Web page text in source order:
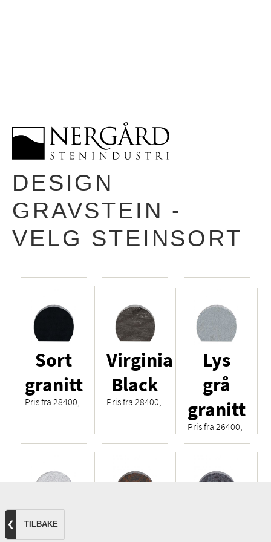
DESIGN
GRAVSTEIN -
VELG STEINSORT
Sort
granitt
Pris fra 28400,-
Virginia
Black
Pris fra 28400,-
Lys
grå
granitt
Pris fra 26400,-
Hvit
❮ TILBAKE